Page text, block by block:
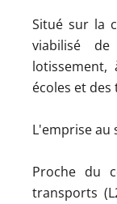
Situé sur la
viabilisé
lotissement,
écoles et
L'emprise au
Proche du
transports